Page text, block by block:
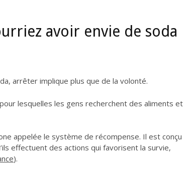
avoir envie de soda
arrêter implique plus que de la volonté.
lesquelles les gens recherchent des aliments et
appelée le système de récompense. Il est conçu
effectuent des actions qui favorisent la survie,
).